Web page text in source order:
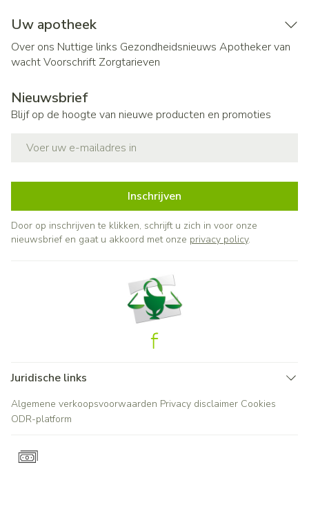
Uw apotheek
Over ons Nuttige links Gezondheidsnieuws Apotheker van
wachtVoorschrift Zorgtarieven
Nieuwsbrief
Blijf op de hoogte van nieuwe producten en promoties
Inschrijven
Door op inschrijven te klikken, schrijft u zich in voor onze
nieuwsbrief en gaat u akkoord met onze privacy policy.
Juridische links
Algemene verkoopsvoorwaarden Privacy disclaimer Cookies
ODR-platform